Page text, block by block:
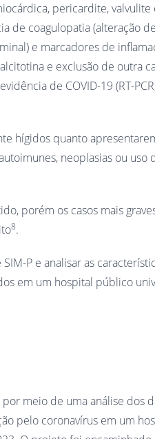
pericardite,
coagulopatia (alteração
e marcadores de
e exclusão de outra
de COVID-19 (RT-
hígidos quanto
neoplasias ou
porém os casos mais
8.
P e analisar as
em um hospital público
meio de uma análise dos
pelo coronavírus em um